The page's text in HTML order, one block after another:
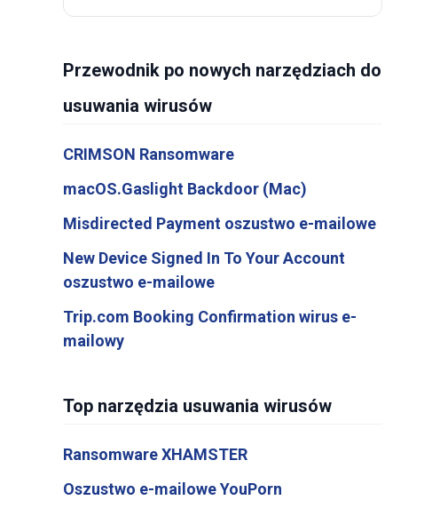
Przewodnik po nowych narzędziach do
usuwania wirusów
CRIMSON Ransomware
macOS.Gaslight Backdoor (Mac)
Misdirected Payment oszustwo e-mailowe
New Device Signed In To Your Account
oszustwo e-mailowe
Trip.com Booking Confirmation wirus e-
mailowy
Top narzędzia usuwania wirusów
Ransomware XHAMSTER
Oszustwo e-mailowe YouPorn